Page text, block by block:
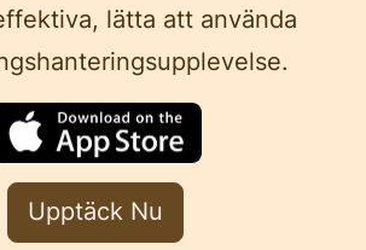
lätta att använda
Upptäck Nu